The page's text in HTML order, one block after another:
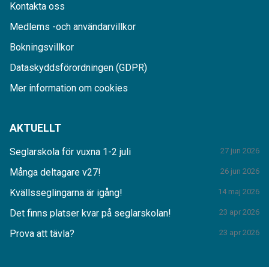
Kontakta oss
Medlems -och användarvillkor
Bokningsvillkor
Dataskyddsförordningen (GDPR)
Mer information om cookies
AKTUELLT
Seglarskola för vuxna 1-2 juli 27 jun 2026
Många deltagare v27! 26 jun 2026
Kvällsseglingarna är igång! 14 maj 2026
Det finns platser kvar på seglarskolan! 23 apr 2026
Prova att tävla? 23 apr 2026